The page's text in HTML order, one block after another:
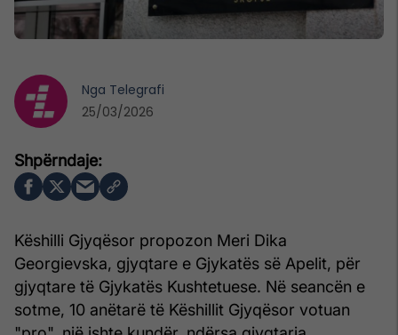
Këshilli Gjyqësor propozon Meri Dika
Georgievska, gjyqtare e Gjykatës së Apelit, për
gjyqtare të Gjykatës Kushtetuese. Në seancën e
sotme, 10 anëtarë të Këshillit Gjyqësor votuan
Nga Telegrafi
25/03/2026